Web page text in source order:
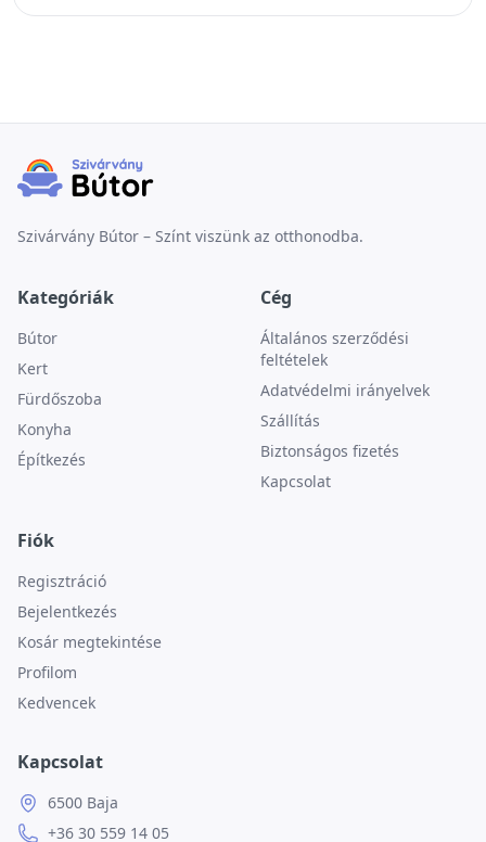
Szivárvány Bútor – Színt viszünk az otthonodba.
Kategóriák
Bútor
Kert
Fürdőszoba
Konyha
Építkezés
Cég
Általános szerződési
feltételek
Adatvédelmi irányelvek
Szállítás
Biztonságos fizetés
Kapcsolat
Fiók
Regisztráció
Bejelentkezés
Kosár megtekintése
Profilom
Kedvencek
Kapcsolat
6500 Baja
+36 30 559 14 05